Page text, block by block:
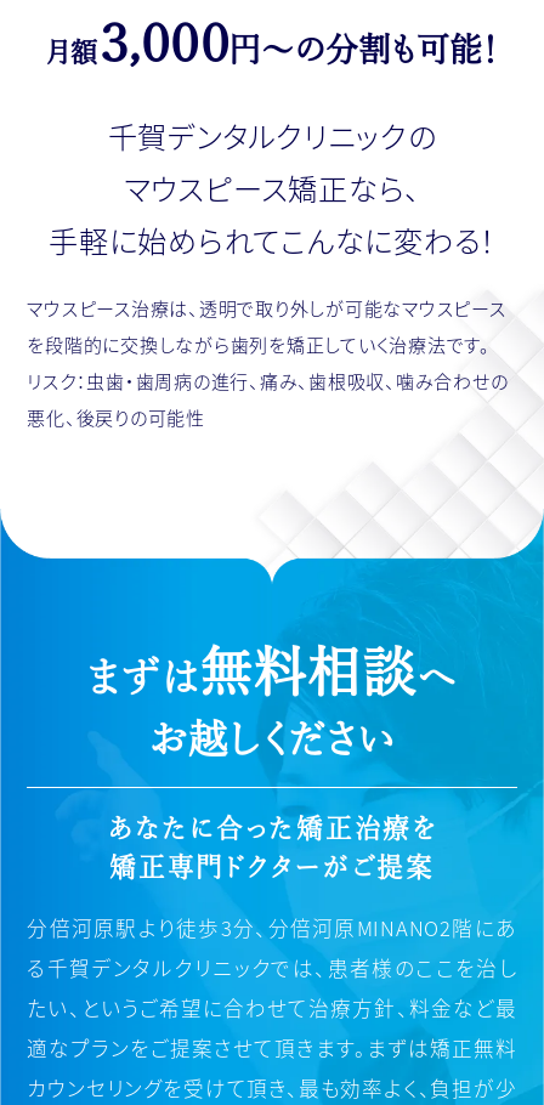
月額３,０００ 円〜の分割も可能！
千賀デンタルクリニックの
マウスピース矯正なら、
手軽に始められてこんなに変わる！
マウスピース治療は、透明で取り外しが可能なマウスピース
を段階的に交換しながら歯列を矯正していく治療法です。
リスク：虫歯・歯周病の進行、痛み、歯根吸収、噛み合わせの
悪化、後戻りの可能性
まずは無料相談へ
お越しください
あなたに合った矯正治療を
矯正専門ドクターがご提案
分倍河原駅より徒歩3分、分倍河原MINANO2階にあ
る千賀デンタルクリニックでは、 患者様のここを治し
たい、というご希望に合わせて治療方針、料金など最
適なプランをご提案させて頂きます。 まずは矯正無料
カウンセリングを受けて頂き、最も効率よく、負担が少